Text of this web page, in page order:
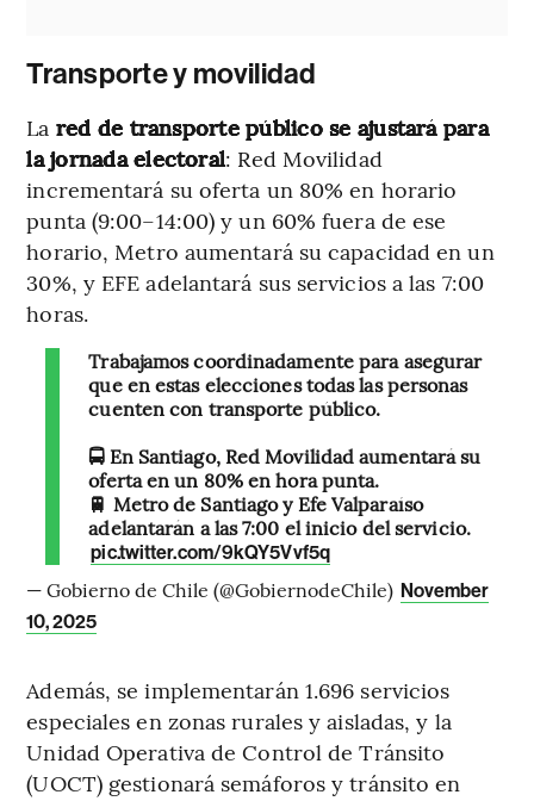
Transporte y movilidad
La red de transporte público se ajustará para
la jornada electoral: Red Movilidad
incrementará su oferta un 80% en horario
punta (9:00–14:00) y un 60% fuera de ese
horario, Metro aumentará su capacidad en un
30%, y EFE adelantará sus servicios a las 7:00
horas.
Trabajamos coordinadamente para asegurar
que en estas elecciones todas las personas
cuenten con transporte público.
🚍 En Santiago, Red Movilidad aumentará su
oferta en un 80% en hora punta.
🚆 Metro de Santiago y Efe Valparaíso
adelantarán a las 7:00 el inicio del servicio.
pic.twitter.com/9kQY5Vvf5q
— Gobierno de Chile (@GobiernodeChile) November
10, 2025
Además, se implementarán 1.696 servicios
especiales en zonas rurales y aisladas, y la
Unidad Operativa de Control de Tránsito
(UOCT) gestionará semáforos y tránsito en